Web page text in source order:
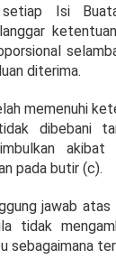
Isi
diterima.
memenuhi
dibebani
pada butir (c).
jawab atas
tidak
sebagaimana